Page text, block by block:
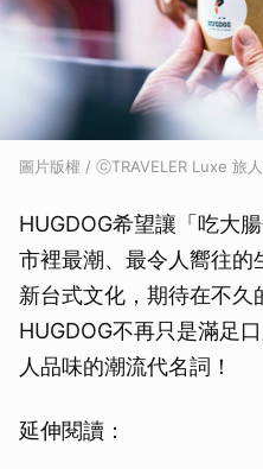
圖片版權 / ⓒTRAVELER Luxe 旅
HUGDOG希望讓「吃大
市裡最潮、最令人嚮往的
新台式文化，期待在不久
HUGDOG不再只是滿足
人品味的潮流代名詞！
延伸閱讀：